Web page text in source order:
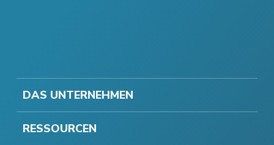
DAS UNTERNEHMEN
RESSOURCEN